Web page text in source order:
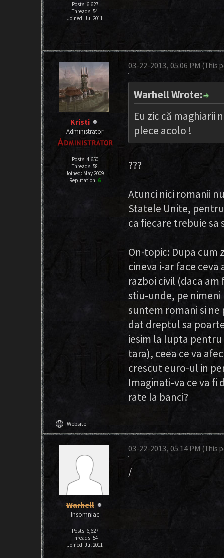
Posts: 6,627
Threads: 54
Joined: Jul 2011
Kristi
Administrator
Posts: 4,650
Threads: 58
Joined: May 2009
Reputation: 6
03-22-2013, 05:06 PM(This
Warhell Wrote:
Eu zic că maghiarii
plece acolo !
???
Atunci nici romanii
Statele Unite,
ca fiecare trebuie sa
On-topic: Dupa cum
cineva i-ar face ceva
razboi civil (daca
stiu-unde, pe
suntem romani si ne
dat dreptul sa
iesim la lupta
tara), ceea ce va
crescut euro-ul in
Imaginati-va ce va fi
rate la banci?
language Website
Warhell
Insomniac
Posts: 6,627
Threads: 54
Joined: Jul 2011
03-22-2013, 05:14 PM (This
/